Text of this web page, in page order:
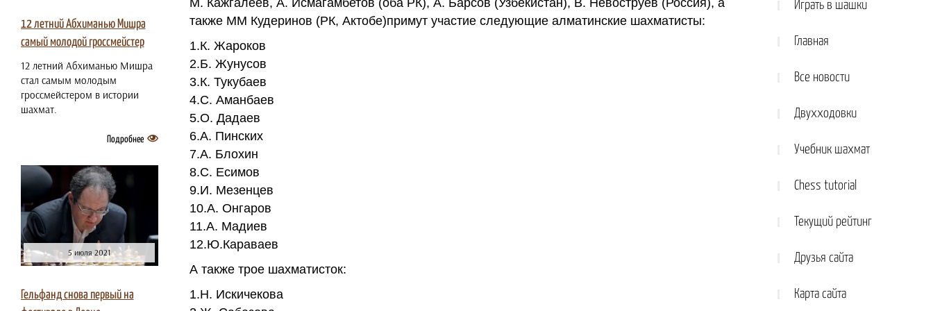
12 летний Абхиманью Мишра
самый молодой гроссмейстер
12 летний Абхиманью Мишра
стал самым молодым
гроссмейстером в истории
шахмат.
Подробнее
5 июля 2021
Гельфанд снова первый на
М. Кажгалеев, А. Исмагамбетов (оба РК), А. Барсов (Узбекистан), В. Невоструев (Россия), а
также ММ Кудеринов (РК, Актобе)примут участие следующие алматинские шахматисты:
1.К. Жароков
2.Б. Жунусов
3.К. Тукубаев
4.С. Аманбаев
5.О. Дадаев
6.А. Пинских
7.А. Блохин
8.С. Есимов
9.И. Мезенцев
10.А. Онгаров
11.А. Мадиев
12.Ю.Караваев
А также трое шахматисток:
1.Н. Искичекова
Играть в шашки
Главная
Все новости
Двухходовки
Учебник шахмат
Chess tutorial
Текущий рейтинг
Друзья сайта
Карта сайта